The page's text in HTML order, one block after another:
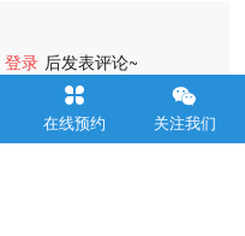
登录 后发表评论~
评论
在线预约 关注我们